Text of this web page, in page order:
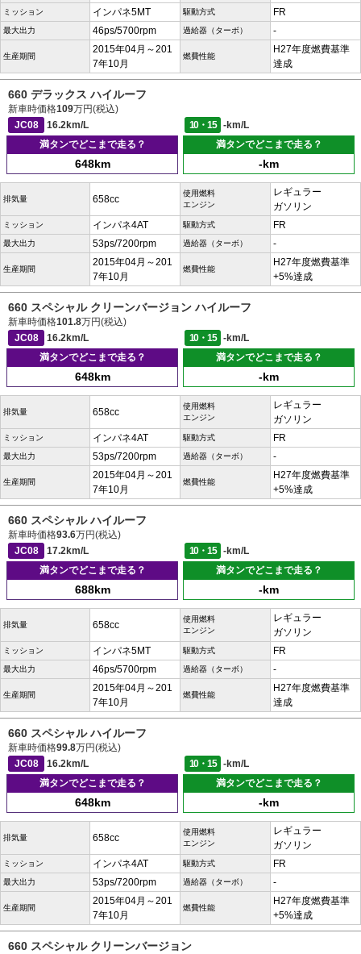
ミッション インパネ5MT 駆動方式 FR
最大出力 46ps/5700rpm 過給器（ターボ） -
生産期間
2015年04月～201
7年10月
燃費性能
H27年度燃費基準
達成
660 デラックス ハイルーフ
新車時価格109万円(税込)
JC08
16.2km/L 10・15
-km/L
満タンでどこまで走る？
648km
満タンでどこまで走る？
-km
排気量 658cc
使用燃料
エンジン
レギュラー
ガソリン
ミッション インパネ4AT 駆動方式 FR
最大出力 53ps/7200rpm 過給器（ターボ） -
生産期間
2015年04月～201
7年10月
燃費性能
H27年度燃費基準
+5%達成
660 スペシャル クリーンバージョン ハイルーフ
新車時価格101.8万円(税込)
JC08
16.2km/L 10・15
-km/L
満タンでどこまで走る？
648km
満タンでどこまで走る？
-km
排気量 658cc
使用燃料
エンジン
レギュラー
ガソリン
ミッション インパネ4AT 駆動方式 FR
最大出力 53ps/7200rpm 過給器（ターボ） -
生産期間
2015年04月～201
7年10月
燃費性能
H27年度燃費基準
+5%達成
660 スペシャル ハイルーフ
新車時価格93.6万円(税込)
JC08
17.2km/L 10・15
-km/L
満タンでどこまで走る？
688km
満タンでどこまで走る？
-km
排気量 658cc
使用燃料
エンジン
レギュラー
ガソリン
ミッション インパネ5MT 駆動方式 FR
最大出力 46ps/5700rpm 過給器（ターボ） -
生産期間
2015年04月～201
7年10月
燃費性能
H27年度燃費基準
達成
660 スペシャル ハイルーフ
新車時価格99.8万円(税込)
JC08
16.2km/L 10・15
-km/L
満タンでどこまで走る？
648km
満タンでどこまで走る？
-km
排気量 658cc
使用燃料
エンジン
レギュラー
ガソリン
ミッション インパネ4AT 駆動方式 FR
最大出力 53ps/7200rpm 過給器（ターボ） -
生産期間
2015年04月～201
7年10月
燃費性能
H27年度燃費基準
+5%達成
660 スペシャル クリーンバージョン